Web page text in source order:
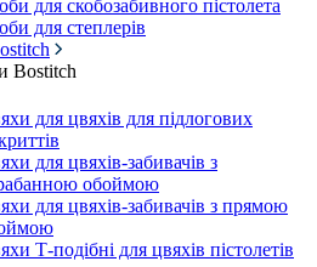
для скобозабивного пістолета
для степлерів
Bostitch
для цвяхів для підлогових
для цвяхів-забивачів з
обоймою
для цвяхів-забивачів з прямою
Т-подібні для цвяхів пістолетів